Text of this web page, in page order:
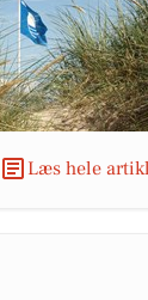
Læs hele